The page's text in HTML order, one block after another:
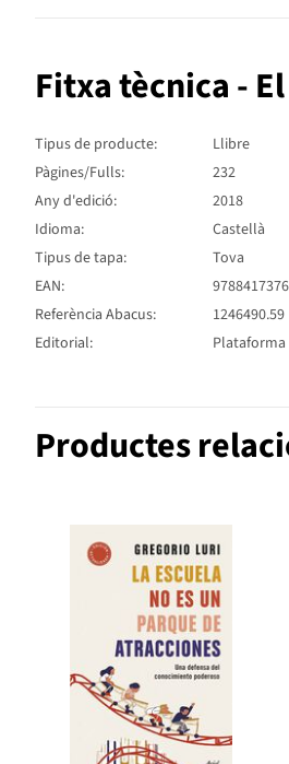
Fitxa tècnica -
Tipus de producte:
Llibre
Pàgines/Fulls:
232
Any d'edició:
2018
Idioma:
Castellà
Tipus de tapa:
Tova
EAN:
Referència Abacus:
1246490.59
Editorial:
Plataforma
Productes